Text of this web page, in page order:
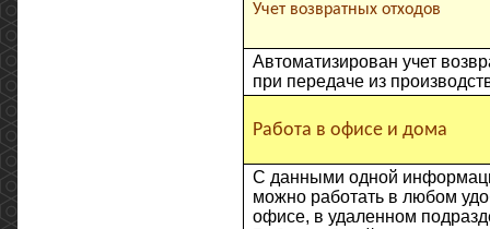
Учет возвратных отходов
Автоматизирован учет
при передаче из
Работа в офисе и дома
С данными одной
можно работать в любом
офисе, в удаленном